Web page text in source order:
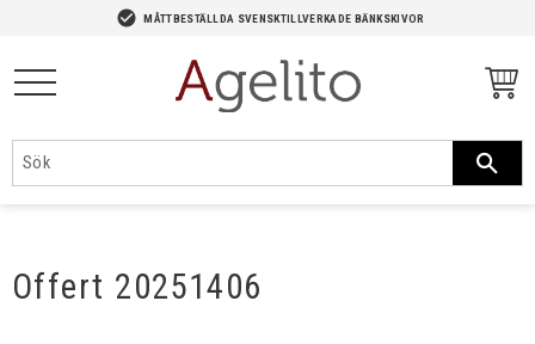
check_circle MÅTTBESTÄLLDA SVENSKTILLVERKADE BÄNKSKIVOR
Offert 20251406